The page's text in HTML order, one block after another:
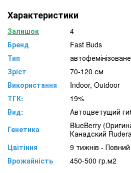
Характеристики
Залишок
4
Бренд
Fast Buds
Тип
автофемінізоване
Зріст
70-120 см
Використання
Indoor, Outdoor
ТГК:
19%
Вид:
Автоцветущий
Генетика
BlueBerry
Канадский
Цвітіння
9 тижнів -
Врожайність
450-500 гр.м2